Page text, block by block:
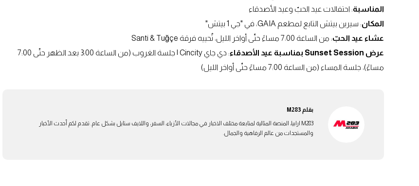
المناسبة: احتفالات عيد الحبّ وعيد الأصدقاء
المكان: سيرين بيتش التابع لمطعم GAIA، في "جي 1 بيتش"
عشاء عيد الحبّ: من الساعة 7:00 مساءً حتّى أواخر الليل، تُحييه فرقة Santi & Tuğçe
عرض Sunset Session بمناسبة عيد الأصدقاء
: دي جاي Cincity | جلسة الغروب (من الساعة 3:00 بعد الظهر حتّى 7:00
مساءً)، جلسة المساء (من الساعة 7:00 مساءً حتّى أواخر الليل)
بقلم M283
M283 ارابيا، المنصة المثالية لمتابعة مختلف الاخبار في مجالات الأزياء، السفر، واللايف ستايل بشكل عام. تقدم لكم أحدث الأخبار
والمستجدات من عالم الرفاهية والجمال.